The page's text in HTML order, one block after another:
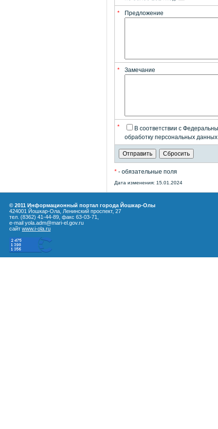
* Предложение
* Замечание
*
В соответствии с
обработку персональных данных
* - обязательные поля
Дата изменения: 15.01.2024
© 2011 Информационный портал города Йошкар-Олы
424001 Йошкар-Ола, Ленинский проспект, 27
тел. (8362) 41-44-89, факс 63-03-71,
e-mail yola.adm@mari-el.gov.ru
сайт www.i-ola.ru